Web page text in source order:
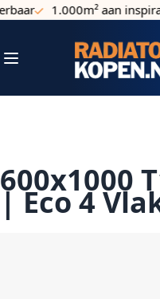
Ga naar de inhoud
1.000m² aan
Toggle Nav
600x1000
| Eco 4